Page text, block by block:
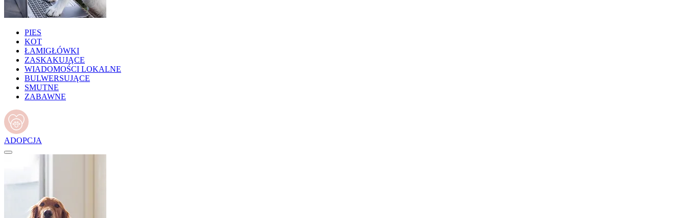
PIES
KOT
ŁAMIGŁÓWKI
ZASKAKUJĄCE
WIADOMOŚCI LOKALNE
BULWERSUJĄCE
SMUTNE
ZABAWNE
ADOPCJA